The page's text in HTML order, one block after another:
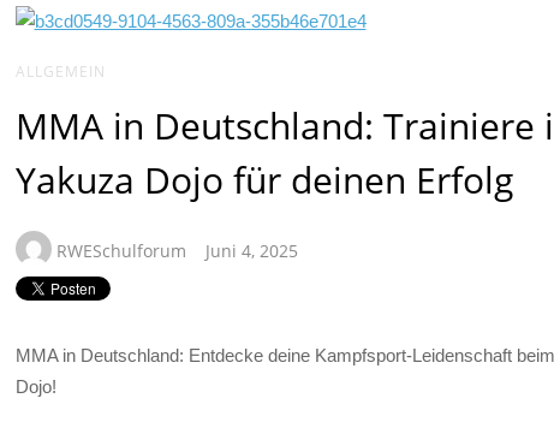
ALLGEMEIN
MMA in Deutschland: Trainiere
Yakuza Dojo für deinen Erfolg
RWESchulforum Juni 4, 2025
MMA in Deutschland: Entdecke deine Kampfsport-Leidenschaft
Dojo!